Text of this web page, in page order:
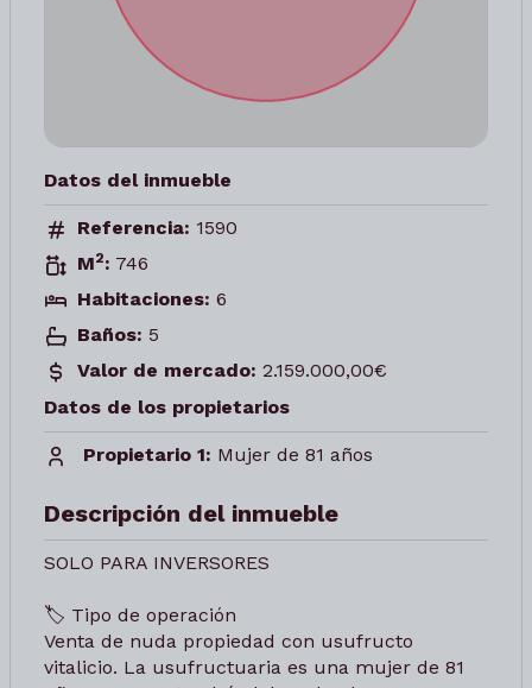
Datos del inmueble
Referencia: 1590
M2: 746
Habitaciones: 6
Baños: 5
Valor de mercado: 2.159.000,00€
Datos de los propietarios
Propietario 1: Mujer de 81 años
Descripción del inmueble
SOLO PARA INVERSORES
🏷️ Tipo de operación
Venta de nuda propiedad con usufructo
vitalicio. La usufructuaria es una mujer de 81